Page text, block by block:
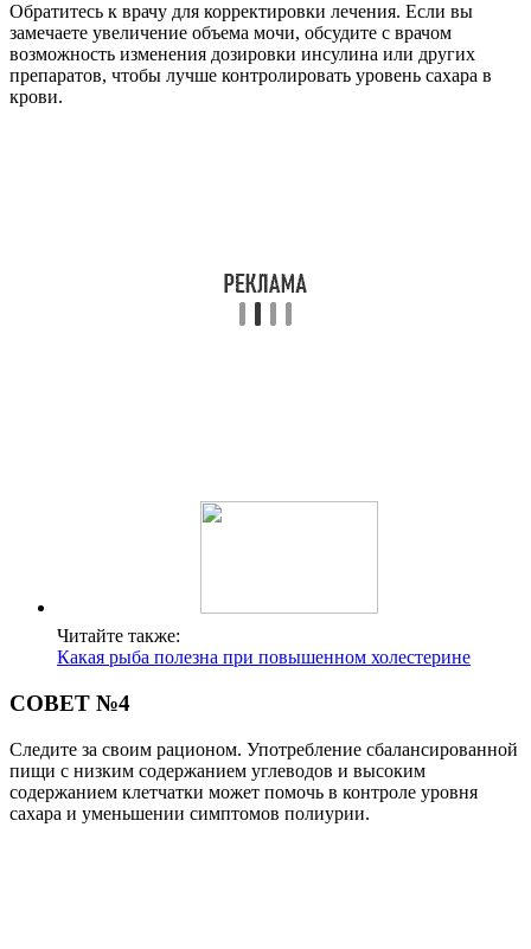
Обратитесь к врачу для корректировки лечения. Если вы
замечаете увеличение объема мочи, обсудите с врачом
возможность изменения дозировки инсулина или других
препаратов, чтобы лучше контролировать уровень сахара в
крови.
Читайте также:
Какая рыба полезна при повышенном холестерине
СОВЕТ №4
Следите за своим рационом. Употребление сбалансированной
пищи с низким содержанием углеводов и высоким
содержанием клетчатки может помочь в контроле уровня
сахара и уменьшении симптомов полиурии.